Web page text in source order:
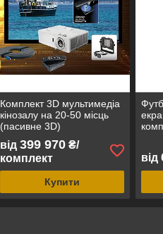
Комплект 3D мультимедіа
кінозалу на 20-50 місць
(пасивне 3D)
від 399 970₴/
комплект
Купити
від